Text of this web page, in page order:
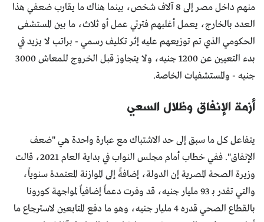
منهم داخل مصر إلى 8 آلاف شخص، بينما هناك ما يقارب ضعفي هذا
العدد بالخارج، يعمل أغلبهم فترتي عمل أو ثلاث، ما بين المستشفى
الحكومي الذي تم توزيعهم عليه إثر تكليف رسمي - براتب لا يزيد في
بدء التعيين عن 1200 جنيه، ولا يتجاوز قبل الخروج للمعاش 3000
جنيه - والمستشفيات الخاصة.
أزمة الإنفاق وظلال السعي
يتفاعل كل ما سبق إلى حد الاشتباك مع عبارة واحدة هي "ضعف
الإنفاق". ففي خطاب أمام مجلس النواب في بداية العام 2021، قالت
وزيرة الصحة المصرية إن الدولة، إضافةً إلى الموازنة المعتمدة سنوياً،
والتي تقدر بـ 93 مليار جنيه، قد وفرت دعماً إضافياً لمواجهة كورونا
بالقطاع الصحي قدره 4 مليار جنيه، وهو ما دفع المتابعين لاسترجاع ما